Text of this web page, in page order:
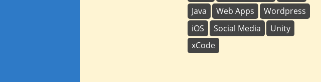
Java
Web Apps
Wordpress
iOS
Social Media
Unity
xCode